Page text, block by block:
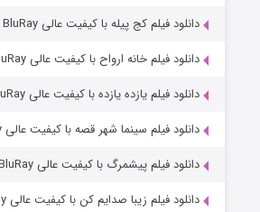
دانلود فیلم کج‌ پیله با کیفیت عالی BluRay
دانلود فیلم خانه ارواح با کیفیت عالی BluRay
دانلود فیلم یازده یازده با کیفیت عالی BluRay
دانلود فیلم سینما شهر قصه با کیفیت عالی BluRay
دانلود فیلم پیشمرگ با کیفیت عالی BluRay
دانلود فیلم زیبا صدایم کن با کیفیت عالی BluRay